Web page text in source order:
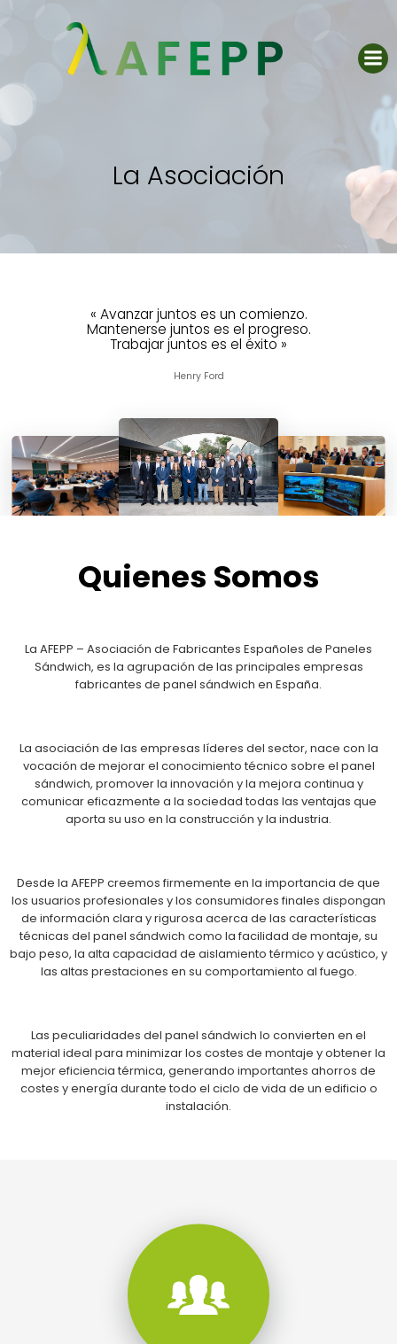
contenido
La Asociación
« Avanzar juntos es un comienzo.
Mantenerse juntos es el progreso.
Trabajar juntos es el éxito »
Henry Ford
Quienes Somos
La AFEPP – Asociación de Fabricantes Españoles de Paneles
Sándwich, es la agrupación de las principales empresas
fabricantes de panel sándwich en España.
La asociación de las empresas líderes del sector, nace con la
vocación de mejorar el conocimiento técnico sobre el panel
sándwich, promover la innovación y la mejora continua y
comunicar eficazmente a la sociedad todas las ventajas que
aporta su uso en la construcción y la industria.
Desde la AFEPP creemos firmemente en la importancia de que
los usuarios profesionales y los consumidores finales dispongan
de información clara y rigurosa acerca de las características
técnicas del panel sándwich como la facilidad de montaje, su
bajo peso, la alta capacidad de aislamiento térmico y acústico, y
las altas prestaciones en su comportamiento al fuego.
Las peculiaridades del panel sándwich lo convierten en el
material ideal para minimizar los costes de montaje y obtener la
mejor eficiencia térmica, generando importantes ahorros de
costes y energía durante todo el ciclo de vida de un edificio o
instalación.